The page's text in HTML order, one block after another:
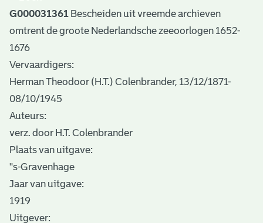
G000031361 Bescheiden uit vreemde archieven
omtrent de groote Nederlandsche zeeoorlogen 1652-
1676
Vervaardigers:
Herman Theodoor (H.T.) Colenbrander, 13/12/1871-
08/10/1945
Auteurs:
verz. door H.T. Colenbrander
Plaats van uitgave:
''s-Gravenhage
Jaar van uitgave:
1919
Uitgever: